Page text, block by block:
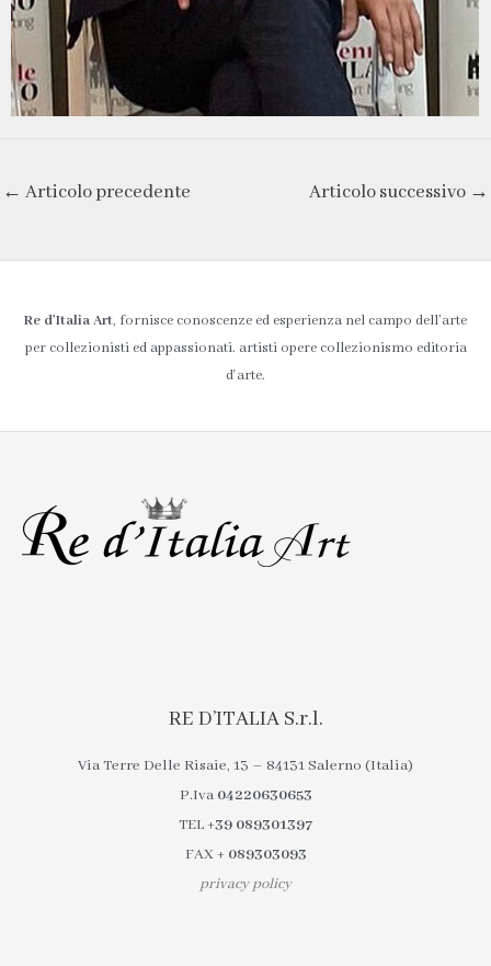
← Articolo precedente Articolo successivo →
Re d’Italia Art, fornisce conoscenze ed esperienza nel campo dell’arte
per collezionisti ed appassionati. artisti opere collezionismo editoria
d'arte.
RE D’ITALIA S.r.l.
Via Terre Delle Risaie, 13 – 84131 Salerno (Italia)
P.Iva 04220630653
TEL+39 089301397
FAX+ 089303093
privacy policy